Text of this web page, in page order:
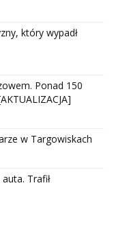
który wypadł
Ponad 150
w Targowiskach
Trafił